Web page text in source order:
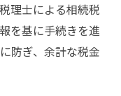
理士による相続税
を基に手続きを進
防ぎ、余計な税金